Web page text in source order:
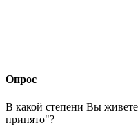
Опрос
В какой степени Вы
принято"?